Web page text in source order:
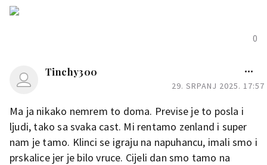
0
Tinchy300
29. SRPANJ 2025. 17:57
Ma ja nikako nemrem to doma. Previse je to posla i
ljudi, tako sa svaka cast. Mi rentamo zenland i super
nam je tamo. Klinci se igraju na napuhancu, imali smo i
prskalice jer je bilo vruce. Cijeli dan smo tamo na